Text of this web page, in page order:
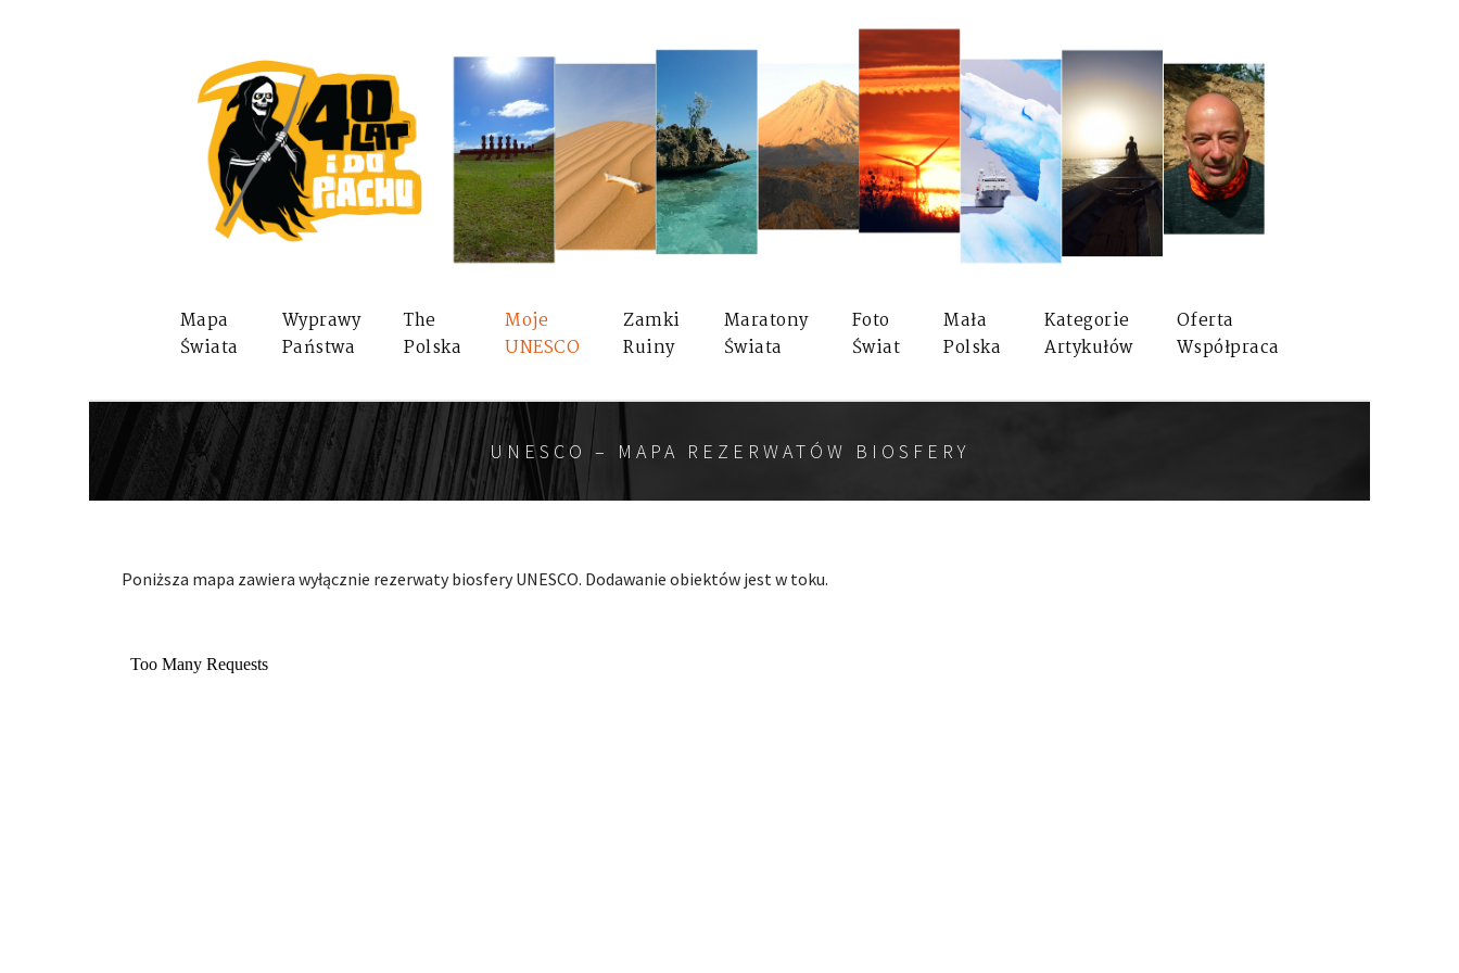
Mapa
Świata
Wyprawy
Państwa
The
Polska
Moje
UNESCO
Zamki
Ruiny
Maratony
Świata
Foto
Świat
Mała
Polska
Kategorie
Artykułów
Oferta
Współpraca
UNESCO – MAPA REZERWATÓW BIOSFERY
Poniższa mapa zawiera wyłącznie rezerwaty biosfery UNESCO. Dodawanie obiektów jest w toku.